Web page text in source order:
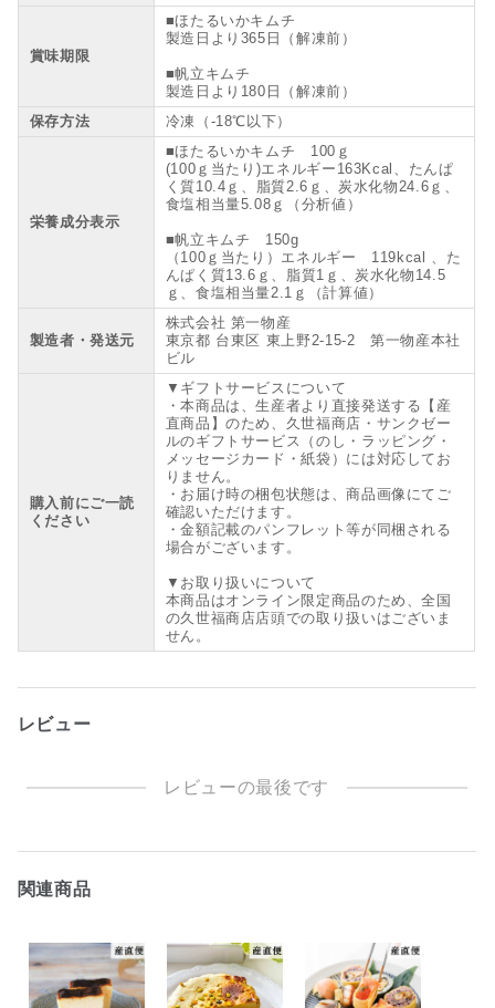
賞味期限
■ほたるいかキムチ
製造日より365日（解凍前）
■帆立キムチ
製造日より180日（解凍前）
保存方法
冷凍（-18℃以下）
栄養成分表示
■ほたるいかキムチ 100ｇ
(100ｇ当たり)エネルギー163Kcal、たんぱ
く質10.4ｇ、脂質2.6ｇ、炭水化物24.6ｇ、
食塩相当量5.08ｇ（分析値）
■帆立キムチ 150g
（100ｇ当たり）エネルギー 119kcal 、た
んぱく質13.6ｇ、脂質1ｇ、炭水化物14.5
ｇ、食塩相当量2.1ｇ（計算値）
製造者・発送元
株式会社 第一物産
東京都 台東区 東上野2-15-2 第一物産本社
ビル
購入前にご一読
ください
▼ギフトサービスについて
・本商品は、生産者より直接発送する【産
直商品】のため、久世福商店・サンクゼー
ルのギフトサービス（のし・ラッピング・
メッセージカード・紙袋）には対応してお
りません。
・お届け時の梱包状態は、商品画像にてご
確認いただけます。
・金額記載のパンフレット等が同梱される
場合がございます。
▼お取り扱いについて
本商品はオンライン限定商品のため、全国
の久世福商店店頭での取り扱いはございま
せん。
レビュー
レビューの最後です
関連商品